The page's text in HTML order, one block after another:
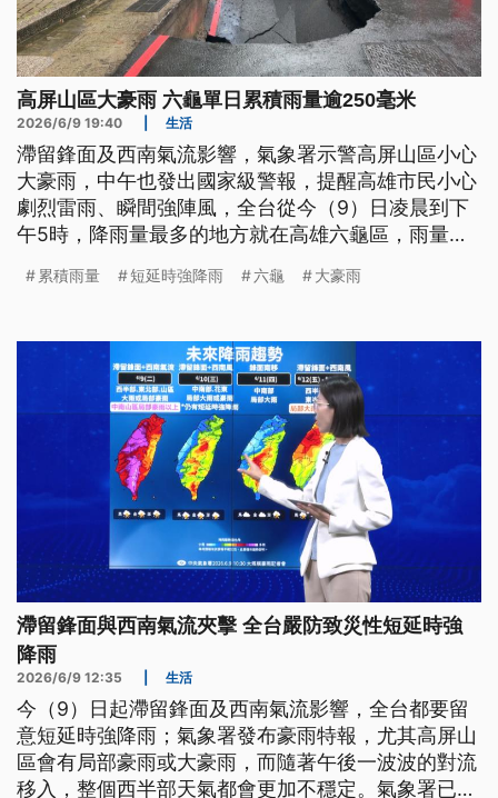
高屏山區大豪雨 六龜單日累積雨量逾250毫米
2026/6/9 19:40 生活
滯留鋒面及西南氣流影響，氣象署示警高屏山區小心
大豪雨，中午也發出國家級警報，提醒高雄市民小心
劇烈雷雨、瞬間強陣風，全台從今（9）日凌晨到下
午5時，降雨量最多的地方就在高雄六龜區，雨量超
路上物品吹著跑，台東往蘭嶼的船班，也因天氣影
船。
累積雨量 短延時強降雨 六龜 大豪雨
滯留鋒面與西南氣流夾擊 全台嚴防致災性短延時強
降雨
2026/6/9 12:35 生活
今（9）日起滯留鋒面及西南氣流影響，全台都要留
意短延時強降雨；氣象署發布豪雨特報，尤其高屏山
區會有局部豪雨或大豪雨，而隨著午後一波波的對流
移入，整個西半部天氣都會更加不穩定。氣象署已啟